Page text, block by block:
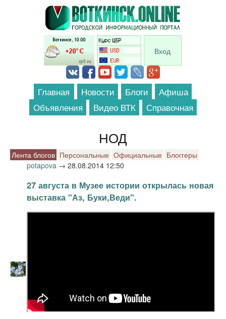
Перейти к основному содержанию
Вход
Главная Новости Блоги
Афиша
Объявления
Видео ВТК Справочная
НОД
Лента блогов Персональные Официальные Блоггеры
potapova → 28.08.2014 12:50
27 августа в Музее истории открылась новая
выставка "Аз, Буки,Веди".